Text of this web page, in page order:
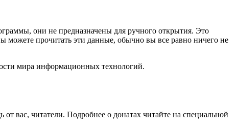
они не предназначены для ручного открытия. Это
можете прочитать эти данные, обычно вы все равно ничего не
мира информационных технологий.
вас, читатели. Подробнее о донатах читайте на специальной